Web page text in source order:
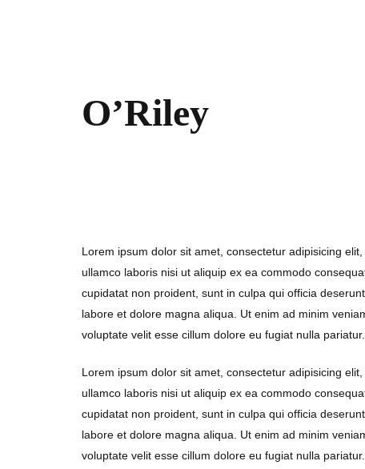
O’Riley
Lorem ipsum dolor sit amet, consectetur adipisicing
ullamco laboris nisi ut aliquip ex ea commodo
cupidatat non proident, sunt in culpa qui officia
labore et dolore magna aliqua. Ut enim ad minim
voluptate velit esse cillum dolore eu fugiat nulla pariatur.
Lorem ipsum dolor sit amet, consectetur adipisicing
ullamco laboris nisi ut aliquip ex ea commodo
cupidatat non proident, sunt in culpa qui officia
labore et dolore magna aliqua. Ut enim ad minim
voluptate velit esse cillum dolore eu fugiat nulla pariatur.